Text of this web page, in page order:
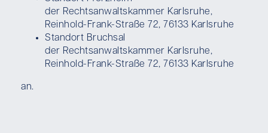
der Rechtsanwaltskammer Karlsruhe,
Reinhold-Frank-Straße 72, 76133 Karlsruhe
Standort Bruchsal
der Rechtsanwaltskammer Karlsruhe,
Reinhold-Frank-Straße 72, 76133 Karlsruhe
an.